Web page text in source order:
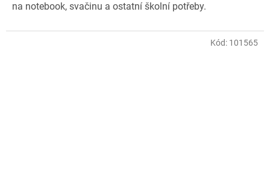
na notebook, svačinu a ostatní školní potřeby.
Kód: 101565